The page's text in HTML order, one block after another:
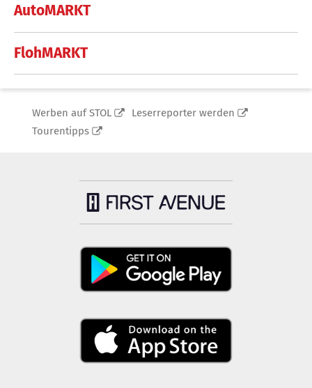
AutoMARKT
FlohMARKT
Werben auf STOL
Leserreporter werden
Tourentipps